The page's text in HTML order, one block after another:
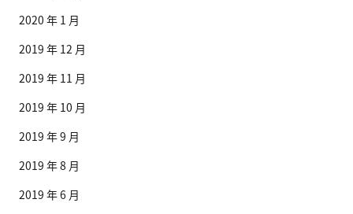
2020 年 1 月
2019 年 12 月
2019 年 11 月
2019 年 10 月
2019 年 9 月
2019 年 8 月
2019 年 6 月